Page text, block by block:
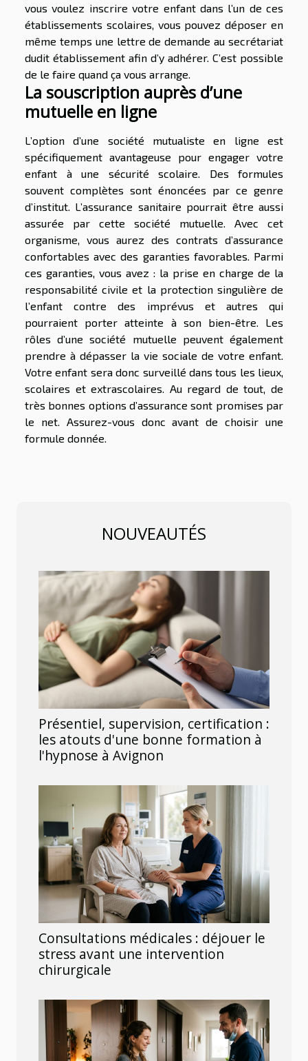
vous voulez inscrire votre enfant dans l’un de ces
établissements scolaires, vous pouvez déposer en
même temps une lettre de demande au secrétariat
dudit établissement afin d’y adhérer. C’est possible
de le faire quand ça vous arrange.
La souscription auprès d’une
mutuelle en ligne
L’option d’une société mutualiste en ligne est
spécifiquement avantageuse pour engager votre
enfant à une sécurité scolaire. Des formules
souvent complètes sont énoncées par ce genre
d’institut. L’assurance sanitaire pourrait être aussi
assurée par cette société mutuelle. Avec cet
organisme, vous aurez des contrats d’assurance
confortables avec des garanties favorables. Parmi
ces garanties, vous avez : la prise en charge de la
responsabilité civile et la protection singulière de
l’enfant contre des imprévus et autres qui
pourraient porter atteinte à son bien-être. Les
rôles d’une société mutuelle peuvent également
prendre à dépasser la vie sociale de votre enfant.
Votre enfant sera donc surveillé dans tous les lieux,
scolaires et extrascolaires. Au regard de tout, de
très bonnes options d’assurance sont promises par
le net. Assurez-vous donc avant de choisir une
formule donnée.
NOUVEAUTÉS
Présentiel, supervision, certification :
les atouts d'une bonne formation à
l'hypnose à Avignon
Consultations médicales : déjouer le
stress avant une intervention
chirurgicale